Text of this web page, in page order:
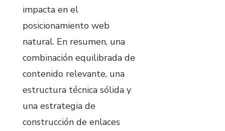
impacta en el
posicionamiento web
natural. En resumen, una
combinación equilibrada de
contenido relevante, una
estructura técnica sólida y
una estrategia de
construcción de enlaces